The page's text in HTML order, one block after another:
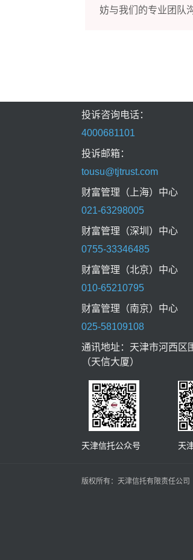
妨与我们的专业团队
投诉咨询电话：
4000681101
投诉邮箱：
tousu@tjtrust.com
财富管理（上海）中心
021-63298005
财富管理（深圳）中心
0755-33346485
财富管理（北京）中心
010-65210795
财富管理（南京）中心
025-58109108
通讯地址：天津市河西区
（天信大厦）
天津信托公众号 天津
版权所有：天津信托有限责任公